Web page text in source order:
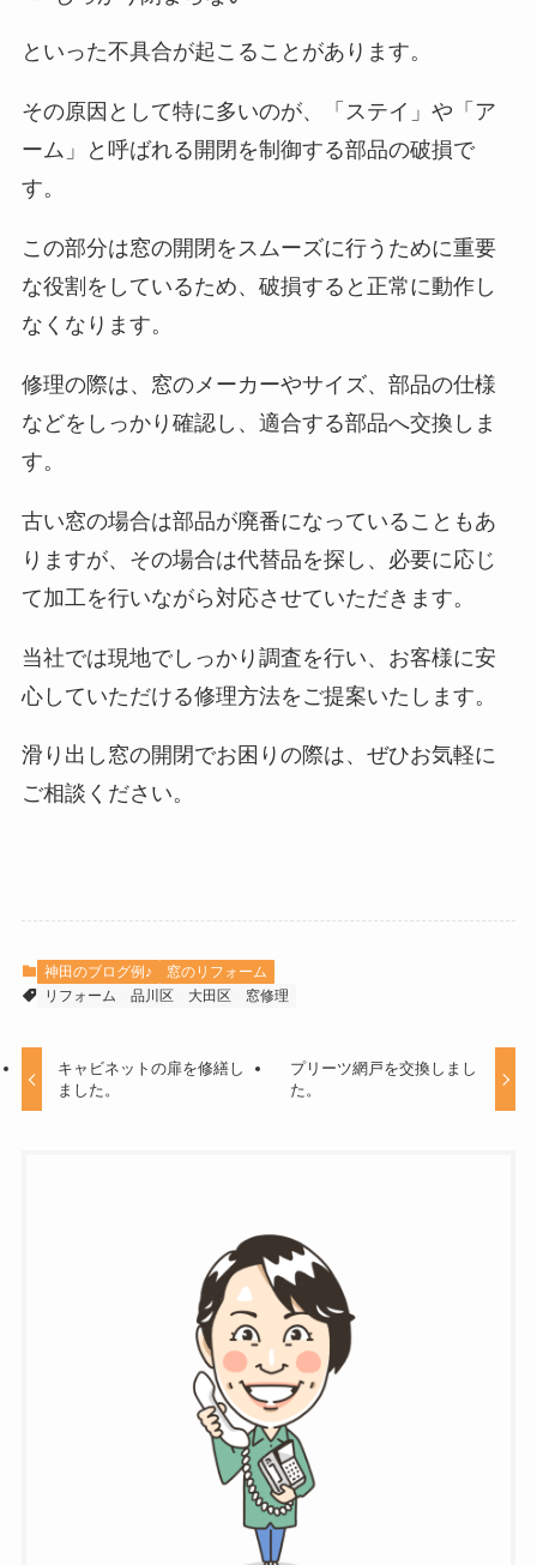
といった不具合が起こることがあります。
その原因として特に多いのが、「ステイ」や「ア
ーム」と呼ばれる開閉を制御する部品の破損で
す。
この部分は窓の開閉をスムーズに行うために重要
な役割をしているため、破損すると正常に動作し
なくなります。
修理の際は、窓のメーカーやサイズ、部品の仕様
などをしっかり確認し、適合する部品へ交換しま
す。
古い窓の場合は部品が廃番になっていることもあ
りますが、その場合は代替品を探し、必要に応じ
て加工を行いながら対応させていただきます。
当社では現地でしっかり調査を行い、お客様に安
心していただける修理方法をご提案いたします。
滑り出し窓の開閉でお困りの際は、ぜひお気軽に
ご相談ください。
神田のブログ例♪
窓のリフォーム
リフォーム
品川区 大田区 窓修理
キャビネットの扉を修繕し
ました。
プリーツ網戸を交換しまし
た。